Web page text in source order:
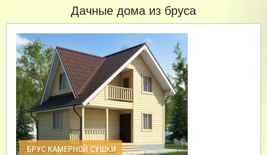
Дачные дома из бруса
БРУС КАМЕРНОЙ СУШКИ